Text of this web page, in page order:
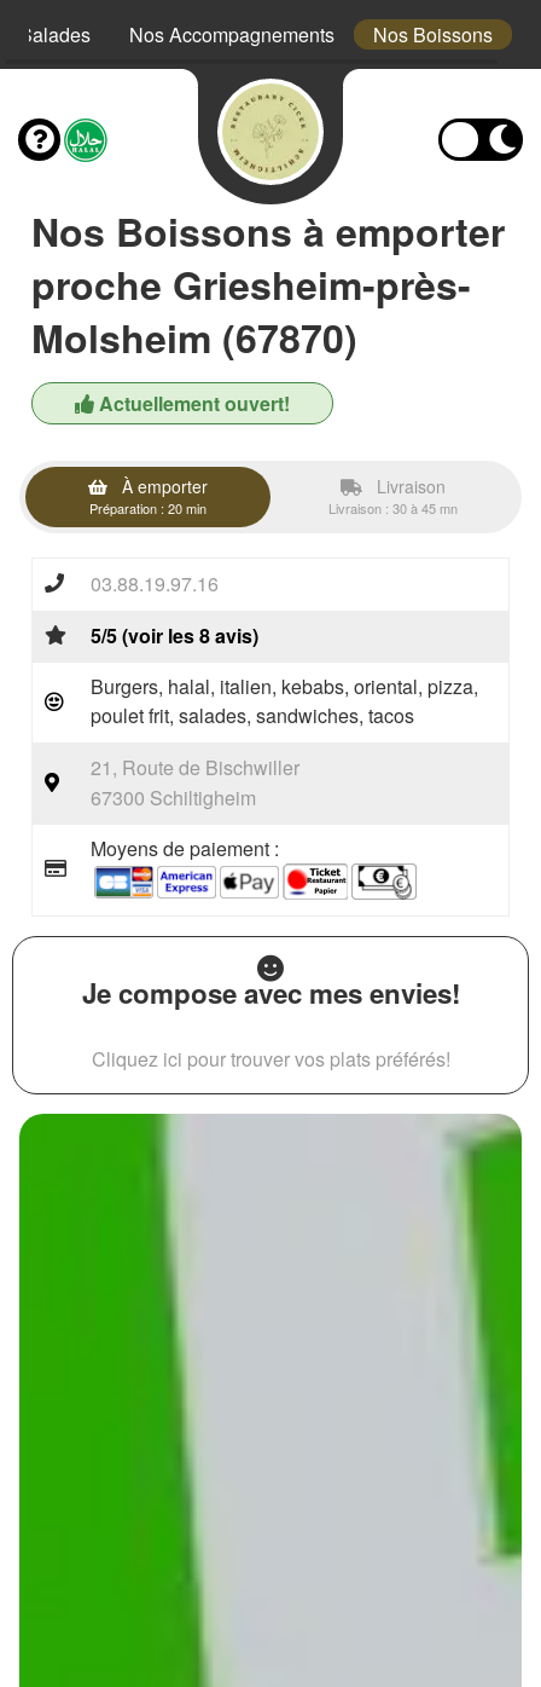
Salades Nos Accompagnements Nos Boissons
Nos Boissons à emporter
proche Griesheim-près-
Molsheim (67870)
Actuellement ouvert!
À emporter
Préparation : 20 min
Livraison
Livraison : 30 à 45 mn
03.88.19.97.16
5/5 (voir les 8 avis)
Burgers, halal, italien, kebabs, oriental, pizza,
poulet frit, salades, sandwiches, tacos
21, Route de Bischwiller
67300 Schiltigheim
Moyens de paiement :
Je compose avec mes envies!
Cliquez ici pour trouver vos plats préférés!